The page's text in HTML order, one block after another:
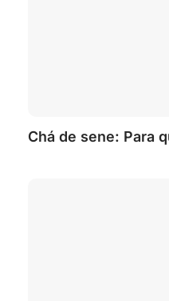
Chá de sene: Para